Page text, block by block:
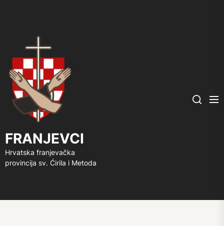
FRANJEVCI
Hrvatska franjevačka
provincija sv. Ćirila i Metoda
Search